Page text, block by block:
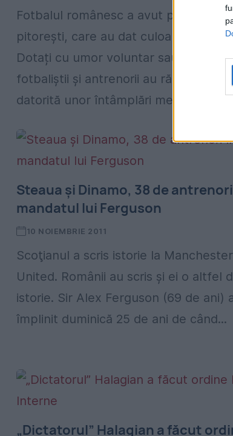
Fotbalul românesc a avut parte de
pitorești, care au dat culoare
Dotați cu umor voluntar sau
fotbaliștii și antrenorii au rămas în
datorită unor întâmplări memorabile...
Steaua şi Dinamo, 38 de
mandatul lui Ferguson
10 NOIEMBRIE 2011
Scoţianul a scris istorie la Manchester
United. Românii au scris şi ei o altfel
istorie. Sir Alex Ferguson (69 de ani)
împlinit duminică 25 de ani de când...
„Dictatorul” Halagian a făcut